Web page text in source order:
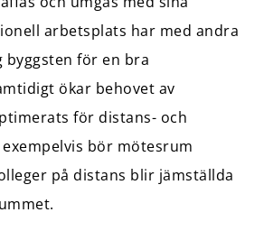
arbetsplats har med andra
för en bra
ökar behovet av
för distans- och
bör mötesrum
på distans blir jämställda